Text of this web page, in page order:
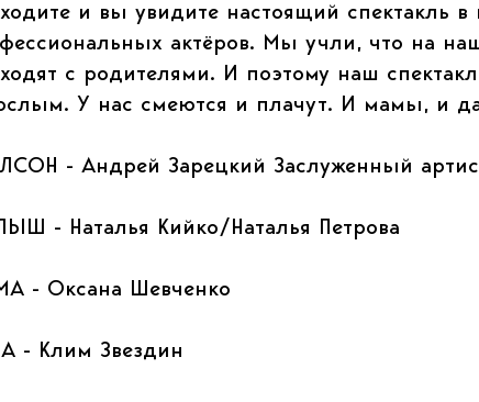
и вы увидите настоящий спектакль в
актёров. Мы учли, что на
с родителями. И поэтому наш
У нас смеются и плачут. И мамы, и
- Андрей Зарецкий Заслуженный
- Наталья Кийко/Наталья Петрова
- Оксана Шевченко
- Клим Звездин